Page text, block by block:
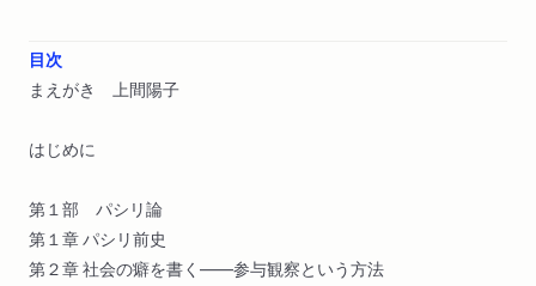
目次
まえがき 上間陽子
はじめに
第１部 パシリ論
第１章 パシリ前史
第２章 社会の癖を書く――参与観察という方法